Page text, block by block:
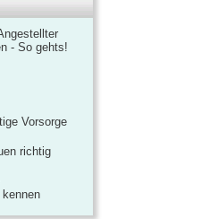
- So gehts!
Vorsorge
richtig